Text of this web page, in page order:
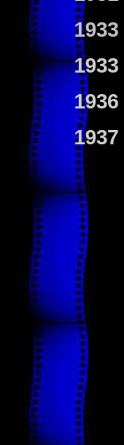
1933
1933
1936
1937